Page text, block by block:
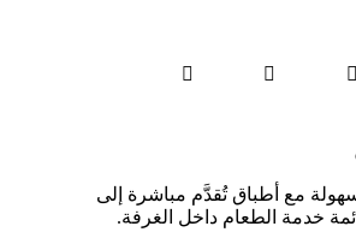



مع أطباق تُقدَّم مباشرة إلى
خدمة الطعام داخل الغرفة.